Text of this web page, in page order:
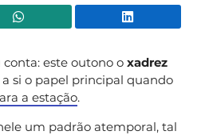
WhatsApp
este outono o xadrez
si o papel principal quando
a estação.
um padrão atemporal, tal